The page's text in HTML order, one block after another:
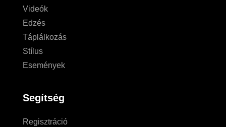
Videók
Edzés
Táplálkozás
Stílus
Események
Segítség
Regisztráció